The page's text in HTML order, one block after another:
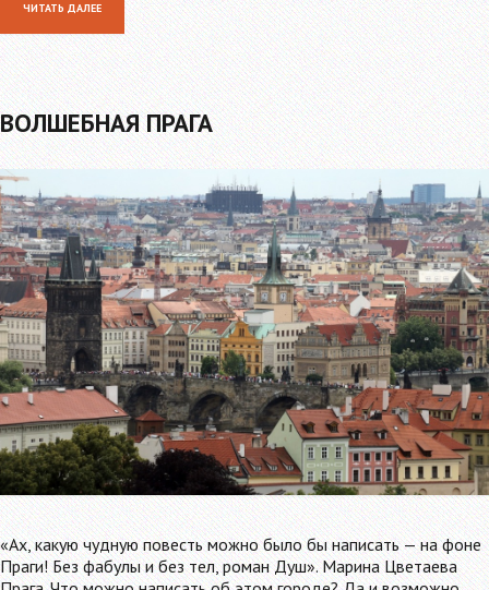
ЧИТАТЬ ДАЛЕЕ
ВОЛШЕБНАЯ ПРАГА
«Ах, какую чудную повесть можно было бы написать — на фоне
Праги! Без фабулы и без тел, роман Душ». Марина Цветаева